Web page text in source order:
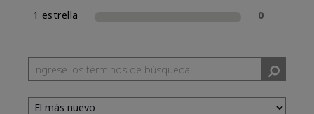
1 estrella
0